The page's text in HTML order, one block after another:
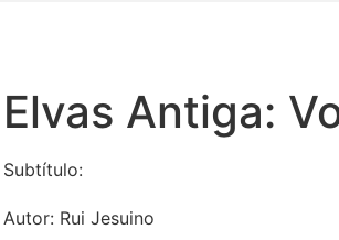
Elvas Antiga:
Subtítulo:
Autor: Rui Jesuino